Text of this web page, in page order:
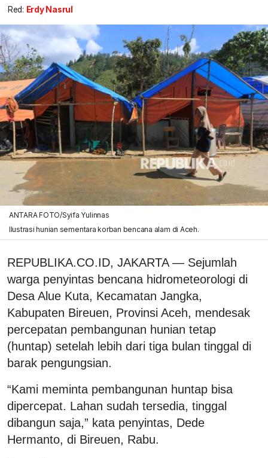
Red: Erdy Nasrul
ANTARA FOTO/Syifa Yulinnas
Ilustrasi hunian sementara korban bencana alam di Aceh.
REPUBLIKA.CO.ID, JAKARTA — Sejumlah
warga penyintas bencana hidrometeorologi di
Desa Alue Kuta, Kecamatan Jangka,
Kabupaten Bireuen, Provinsi Aceh, mendesak
percepatan pembangunan hunian tetap
(huntap) setelah lebih dari tiga bulan tinggal di
barak pengungsian.
“Kami meminta pembangunan huntap bisa
dipercepat. Lahan sudah tersedia, tinggal
dibangun saja,” kata penyintas, Dede
Hermanto, di Bireuen, Rabu.